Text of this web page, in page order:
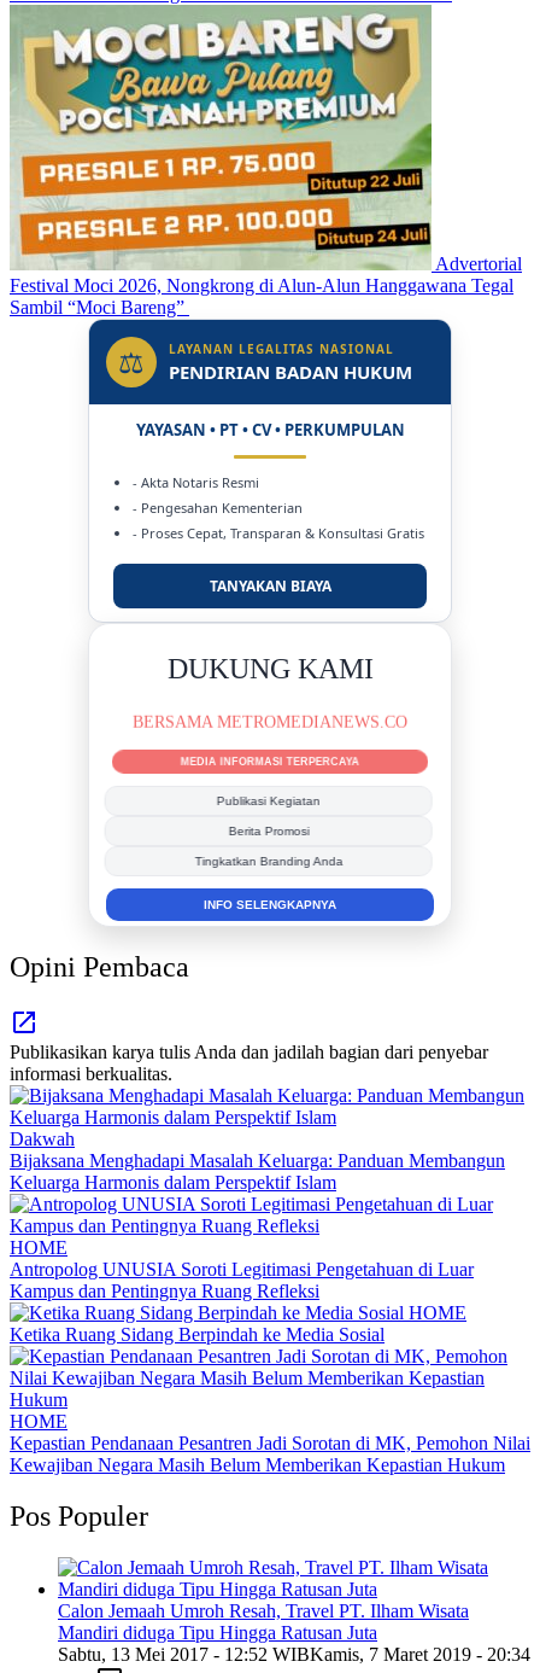
Advertorial
Festival Moci 2026, Nongkrong di Alun-Alun Hanggawana Tegal
Sambil “Moci Bareng”
⚖ LAYANAN LEGALITAS NASIONAL
PENDIRIAN BADAN HUKUM
YAYASAN • PT • CV • PERKUMPULAN
- Akta Notaris Resmi
- Pengesahan Kementerian
- Proses Cepat, Transparan & Konsultasi Gratis
TANYAKAN BIAYA
DUKUNG KAMI
BERSAMA METROMEDIANEWS.CO
MEDIA INFORMASI TERPERCAYA
Publikasi Kegiatan
Berita Promosi
Tingkatkan Branding Anda
INFO SELENGKAPNYA
Opini Pembaca
Publikasikan karya tulis Anda dan jadilah bagian dari penyebar
informasi berkualitas.
Dakwah
Bijaksana Menghadapi Masalah Keluarga: Panduan Membangun
Keluarga Harmonis dalam Perspektif Islam
HOME
Antropolog UNUSIA Soroti Legitimasi Pengetahuan di Luar
Kampus dan Pentingnya Ruang Refleksi
HOME
Ketika Ruang Sidang Berpindah ke Media Sosial
HOME
Kepastian Pendanaan Pesantren Jadi Sorotan di MK, Pemohon Nilai
Kewajiban Negara Masih Belum Memberikan Kepastian Hukum
Pos Populer
Calon Jemaah Umroh Resah, Travel PT. Ilham Wisata
Mandiri diduga Tipu Hingga Ratusan Juta
Sabtu, 13 Mei 2017 - 12:52 WIBKamis, 7 Maret 2019 - 20:34